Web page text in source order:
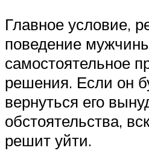
Главное условие,
поведение
самостоятельное
решения. Если он
вернуться его
обстоятельства,
решит уйти.